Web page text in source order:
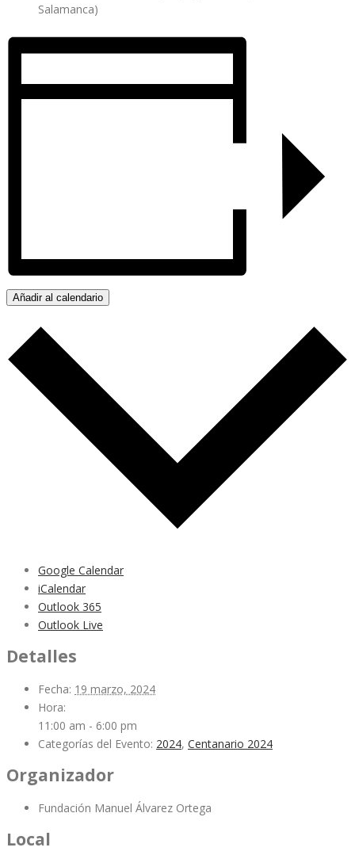
Salamanca)
Añadir al calendario
Google Calendar
iCalendar
Outlook 365
Outlook Live
Detalles
Fecha: 19 marzo, 2024
Hora:
11:00 am - 6:00 pm
Categorías del Evento: 2024, Centanario 2024
Organizador
Fundación Manuel Álvarez Ortega
Local